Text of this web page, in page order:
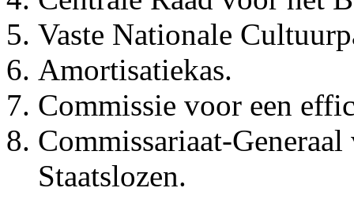
Vaste Nationale
Amortisatiekas.
Commissie voor een
Commissariaat-
Staatslozen.